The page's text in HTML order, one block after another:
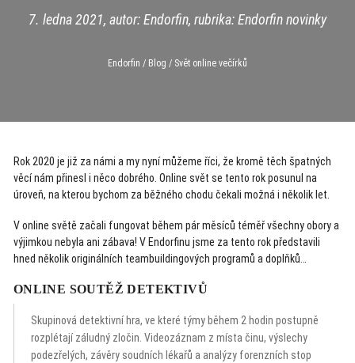
7. ledna 2021, autor: Endorfin, rubrika:Endorfin novinky
Endorfin / Blog / Svět online večírků
Rok 2020 je již za námi a my nyní můžeme říci, že kromě těch špatných
věcí nám přinesl i něco dobrého. Online svět se tento rok posunul na
úroveň, na kterou bychom za běžného chodu čekali možná i několik let.
V online světě začali fungovat během pár měsíců téměř všechny obory a
výjimkou nebyla ani zábava! V Endorfinu jsme za tento rok představili
hned několik originálních teambuildingových programů a doplňků…
ONLINE SOUTĚŽ DETEKTIVŮ
Skupinová detektivní hra, ve které týmy během 2 hodin postupně
rozplétají záludný zločin. Videozáznam z místa činu, výslechy
podezřelých, závěry soudních lékařů a analýzy forenzních stop